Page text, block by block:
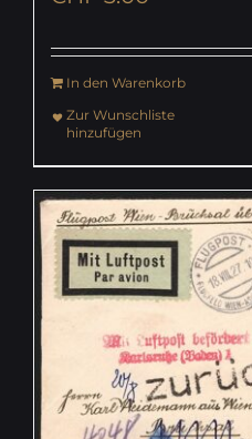
In den Warenkorb
Zur Wunschliste
hinzufügen